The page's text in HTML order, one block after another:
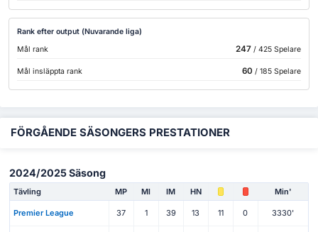
Rank efter output (Nuvarande liga)
Mål rank
247/ 425 Spelare
Mål insläppta rank 60 / 185 Spelare
FÖRGÅENDE SÄSONGERS PRESTATIONER
2024/2025 Säsong
Tävling MP Ml IM HN Min'
Premier League 37 1 39 13 11 0 3330'